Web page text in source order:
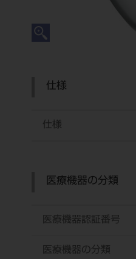
仕様
仕様
医療機器の分類
医療機器認証番号
医療機器の分類